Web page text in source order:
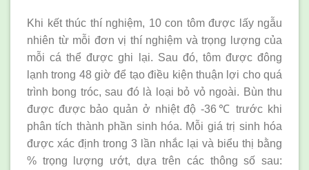
Khi kết thúc thí nghiệm, 10 con tôm được lấy ngẫu
nhiên từ mỗi đơn vị thí nghiệm và trọng lượng của
mỗi cá thể được ghi lại. Sau đó, tôm được đông
lạnh trong 48 giờ để tạo điều kiện thuận lợi cho quá
trình bong tróc, sau đó là loại bỏ vỏ ngoài. Bùn thu
được được bảo quản ở nhiệt độ -36℃ trước khi
phân tích thành phần sinh hóa. Mỗi giá trị sinh hóa
được xác định trong 3 lần nhắc lại và biểu thị bằng
% trọng lượng ướt, dựa trên các thông số sau: